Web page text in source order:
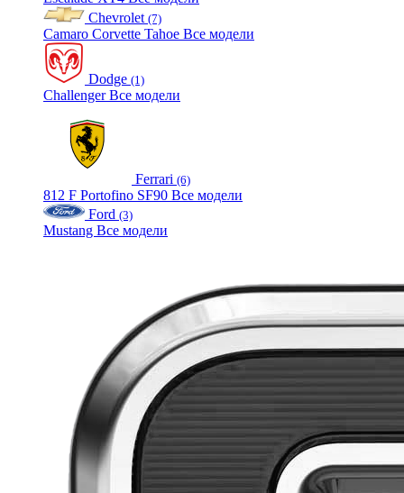
Chevrolet (7)
Camaro Corvette Tahoe Все модели
Dodge (1)
ChallengerВсе модели
Ferrari (6)
812 F Portofino SF90 Все модели
Ford (3)
Mustang Все модели